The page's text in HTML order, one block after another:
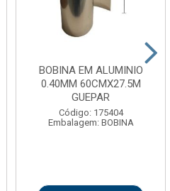
BOBINA EM ALUMINIO
0.40MM 60CMX27.5M
GUEPAR
Código: 175404
Embalagem: BOBINA